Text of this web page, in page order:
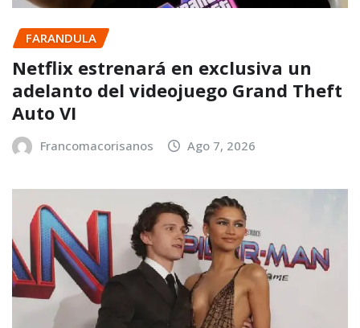
FARANDULA
Netflix estrenará en exclusiva un
adelanto del videojuego Grand Theft
Auto VI
Francomacorisanos Ago 7, 2026